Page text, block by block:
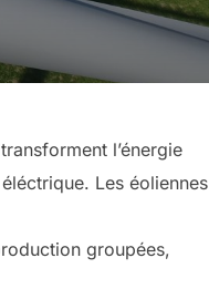
l’énergie
Les éoliennes
groupées,